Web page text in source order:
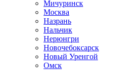
Мичуринск
Москва
Назрань
Нальчик
Нерюнгри
Новочебоксарск
Новый Уренгой
Омск